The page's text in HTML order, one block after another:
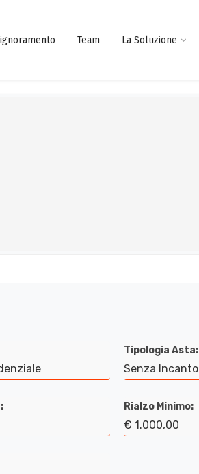
Team La Soluzione
Tipologia Asta:
Senza Incanto
Rialzo Minimo:
€ 1.000,00